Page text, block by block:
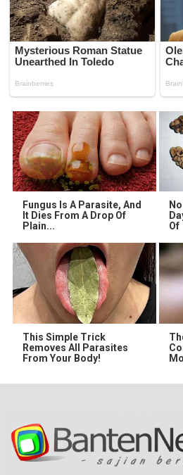
Fungus Is A Parasite, And
It Dies From A Drop Of
Plain...
Of
This Simple Trick
Removes All Parasites
From Your Body!